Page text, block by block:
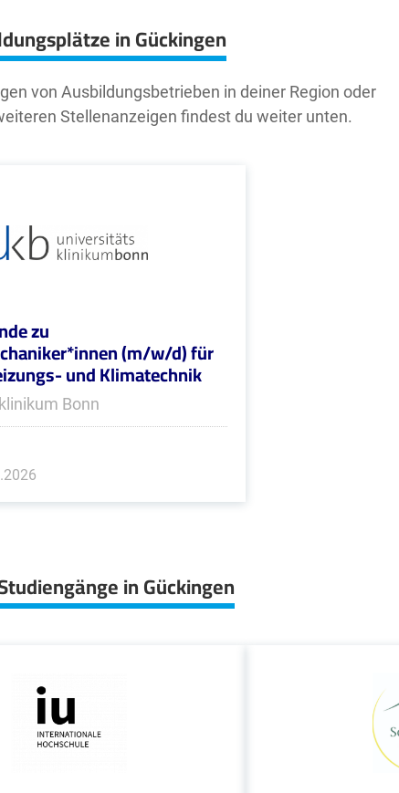
in Gückingen
von Ausbildungsbetrieben in deiner Region oder
Stellenanzeigen findest du weiter unten.
zu
(m/w/d) für
und Klimatechnik
Bonn
in Gückingen